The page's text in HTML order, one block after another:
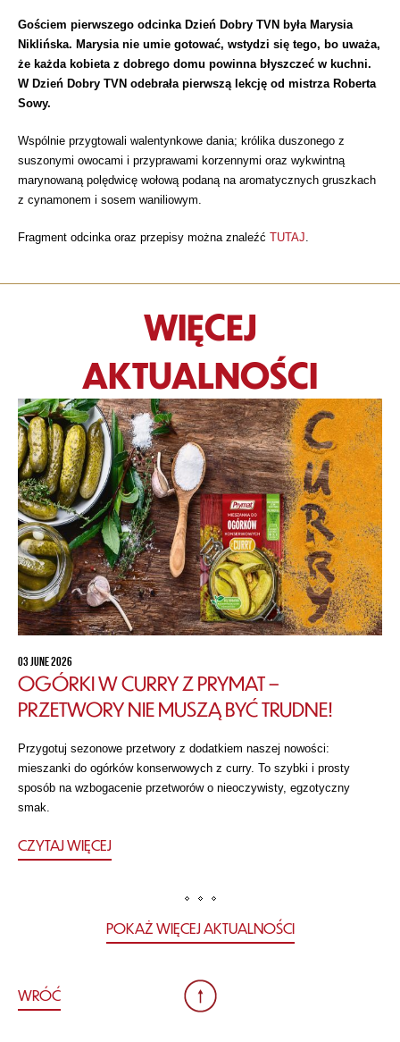
Gościem pierwszego odcinka Dzień Dobry TVN była Marysia
Niklińska. Marysia nie umie gotować, wstydzi się tego, bo uważa,
że każda kobieta z dobrego domu powinna błyszczeć w kuchni.
W Dzień Dobry TVN odebrała pierwszą lekcję od mistrza Roberta
Sowy.
Wspólnie przygtowali walentynkowe dania; królika duszonego z
suszonymi owocami i przyprawami korzennymi oraz wykwintną
marynowaną polędwicę wołową podaną na aromatycznych gruszkach
z cynamonem i sosem waniliowym.
Fragment odcinka oraz przepisy można znaleźć TUTAJ
WIĘCEJ
AKTUALNOŚCI
03 JUNE 2026
OGÓRKI W CURRY Z PRYMAT –
PRZETWORY NIE MUSZĄ BYĆ TRUDNE!
Przygotuj sezonowe przetwory z dodatkiem naszej nowości:
mieszanki do ogórków konserwowych z curry. To szybki i prosty
sposób na wzbogacenie przetworów o nieoczywisty, egzotyczny
smak.
CZYTAJ WIĘCEJ
POKAŻ WIĘCEJ AKTUALNOŚCI
WRÓĆ